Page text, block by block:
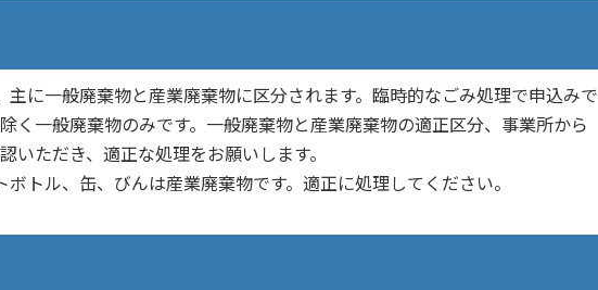
主に一般廃棄物と産業廃棄物に区分されます。臨時的なごみ処理で申込みで
く一般廃棄物のみです。一般廃棄物と産業廃棄物の適正区分、事業所から
ただき、適正な処理をお願いします。
トル、缶、びんは産業廃棄物です。適正に処理してください。